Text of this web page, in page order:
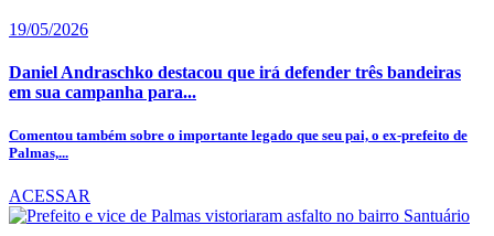
19/05/2026
Daniel Andraschko destacou que irá defender três bandeiras
em sua campanha para...
Comentou também sobre o importante legado que seu pai, o ex-prefeito de
Palmas,...
ACESSAR